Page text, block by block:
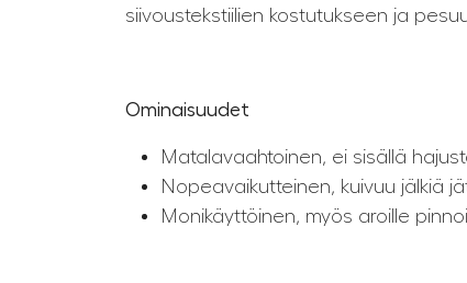
siivoustekstiilien kostutukseen ja
Ominaisuudet
Matalavaahtoinen, ei sisällä
Nopeavaikutteinen, kuivuu jälkiä
Monikäyttöinen, myös aroille